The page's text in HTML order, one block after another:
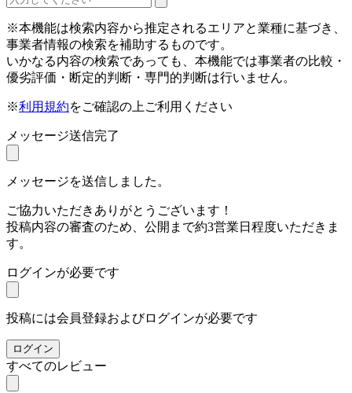
※本機能は検索内容から推定されるエリアと業種に基づき、
事業者情報の検索を補助するものです。
いかなる内容の検索であっても、本機能では事業者の比較・
優劣評価・断定的判断・専門的判断は行いません。
※利用規約をご確認の上ご利用ください
メッセージ送信完了
メッセージを送信しました。
ご協力いただきありがとうございます！
投稿内容の審査のため、公開まで約3営業日程度いただきま
す。
ログインが必要です
投稿には会員登録およびログインが必要です
ログイン
すべてのレビュー